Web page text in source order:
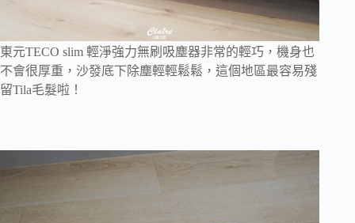
東元TECO slim 輕淨強力無刷吸塵器非常的輕巧，機身也
不會很厚重，沙發底下除塵輕輕鬆鬆，這個地區最容易殘
留Tila毛髮啦！